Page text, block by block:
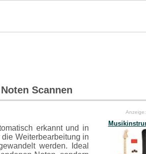
Noten Scannen
erkannt und in
Weiterbearbeitung in
werden. Ideal
Anzeige: